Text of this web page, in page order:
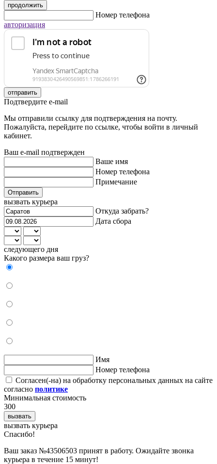
продолжить
Номер телефона
авторизация
отправить
Подтвердите e-mail
Мы отправили ссылку для подтверждения на почту.
Пожалуйста, перейдите по ссылке, чтобы войти в личный
кабинет.
Ваш e-mail подтвержден
Ваше имя
Номер телефона
Примечание
Отправить
вызвать курьера
Откуда забрать?
Дата сбора
следующего дня
Какого размера ваш груз?
Имя
Номер телефона
Согласен(-на) на обработку персональных данных на сайте
согласно политике
Минимальная стоимость
300
вызвать
вызвать курьера
Cпасибо!
Ваш заказ №43506503 принят в работу. Ожидайте звонка
курьера в течение 15 минут!